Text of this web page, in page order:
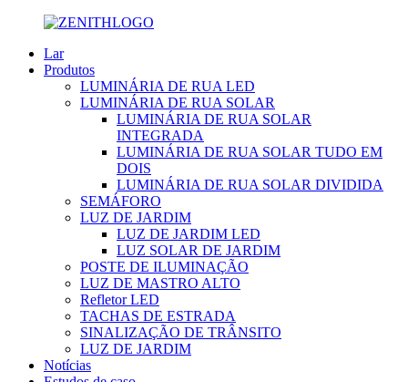
Lar
Produtos
LUMINÁRIA DE RUA LED
LUMINÁRIA DE RUA SOLAR
LUMINÁRIA DE RUA SOLAR
INTEGRADA
LUMINÁRIA DE RUA SOLAR TUDO EM
DOIS
LUMINÁRIA DE RUA SOLAR DIVIDIDA
SEMÁFORO
LUZ DE JARDIM
LUZ DE JARDIM LED
LUZ SOLAR DE JARDIM
POSTE DE ILUMINAÇÃO
LUZ DE MASTRO ALTO
Refletor LED
TACHAS DE ESTRADA
SINALIZAÇÃO DE TRÂNSITO
LUZ DE JARDIM
Notícias